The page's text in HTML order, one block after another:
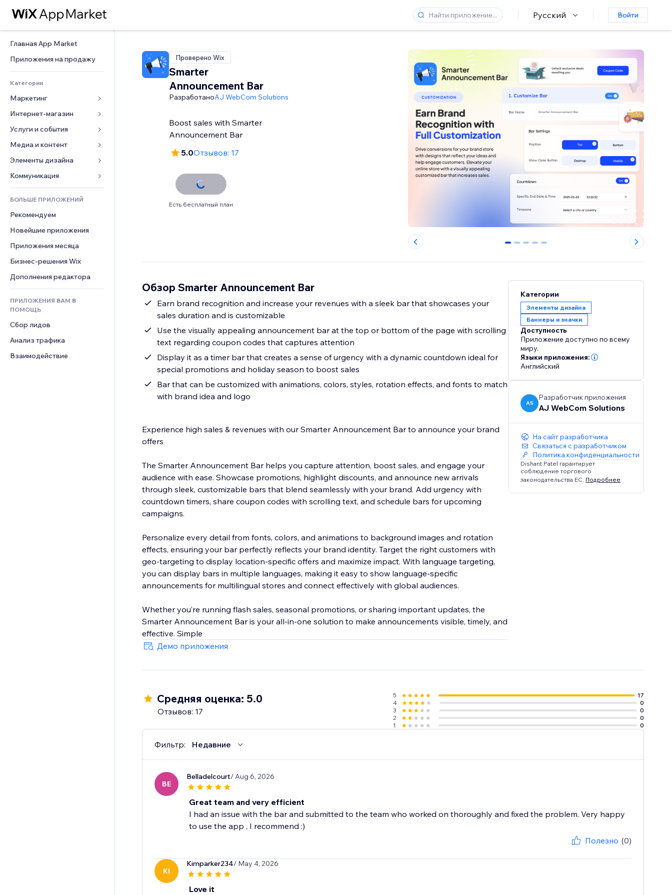
Русский Войти
Главная App Market
Приложения на продажу
Категории
Маркетинг
Реклама
Моб. версия
Веб-аналитика
Списки сайтов
Эл. почта
Интернет-магазин
Приложения для магазинов
Доставка
Кнопки продаж
Бухгалтерский учет
Купоны и лояльность
Складские услуги
Еда и напитки
Услуги и события
Отели
События
Рестораны
Недвижимость
Онлайн-запись
Медиа и контент
Галерея
Музыка
Подкасты
Фотография
Видео
PDF
Обмен файлами
Новости
Элементы дизайна
Карты и навигация
Конфиденциальность и
безопасность
Часы
Баннеры и значки
Калькуляторы
Погода
Графики и таблицы
Формы
Опросы
Чат
Комментарии
Телефон
Сообщество
Отзывы и комментарии
Управление отношениями с
клиентом (CRM)
БОЛЬШЕ ПРИЛОЖЕНИЙ
Рекомендуем
Новейшие приложения
Приложения месяца
Бизнес-решения Wix
Дополнения редактора
ПРИЛОЖЕНИЯ ВАМ В
ПОМОЩЬ
Сбор лидов
Анализ трафика
Взаимодействие
Проверено Wix
Smarter
Announcement Bar
РазработаноAJ WebCom Solutions
Boost sales with Smarter
Announcement Bar
5.0Отзывов: 17
Есть бесплатный план
0 1 2 3 4
Обзор Smarter Announcement Bar
Earn brand recognition and increase your revenues with a sleek bar that showcases your
sales duration and is customizable
Use the visually appealing announcement bar at the top or bottom of the page with scrolling
text regarding coupon codes that captures attention
Display it as a timer bar that creates a sense of urgency with a dynamic countdown ideal for
special promotions and holiday season to boost sales
Bar that can be customized with animations, colors, styles, rotation effects, and fonts to match
with brand idea and logo
Experience high sales & revenues with our Smarter Announcement Bar to announce your brand
offers
The Smarter Announcement Bar helps you capture attention, boost sales, and engage your
audience with ease. Showcase promotions, highlight discounts, and announce new arrivals
through sleek, customizable bars that blend seamlessly with your brand. Add urgency with
countdown timers, share coupon codes with scrolling text, and schedule bars for upcoming
campaigns.
Personalize every detail from fonts, colors, and animations to background images and rotation
effects, ensuring your bar perfectly reflects your brand identity. Target the right customers with
geo-targeting to display location-specific offers and maximize impact. With language targeting,
you can display bars in multiple languages, making it easy to show language-specific
announcements for multilingual stores and connect effectively with global audiences.
Whether you’re running flash sales, seasonal promotions, or sharing important updates, the
Smarter Announcement Bar is your all-in-one solution to make announcements visible, timely, and
effective. Simple
Демо приложения
Категории
Элементы дизайна
Баннеры и значки
Доступность
Приложение доступно по всему
миру.
Языки приложения:
Английский
AS
Разработчик приложения
AJ WebCom Solutions
На сайт разработчика
Связаться с разработчиком
Политика конфиденциальности
Dishant Patel гарантирует
соблюдение торгового
законодательства ЕС. Подробнее
Средняя оценка: 5.0
Отзывов: 17
5
17
4
0
3
0
2
0
1
0
Фильтр: Недавние
BE
Belladelcourt/ Aug 6, 2026
Great team and very efficient
I had an issue with the bar and submitted to the team who worked on thoroughly and fixed the problem. Very happy
to use the app , I recommend :)
Полезно (0)
KI
Kimparker234/ May 4, 2026
Love it